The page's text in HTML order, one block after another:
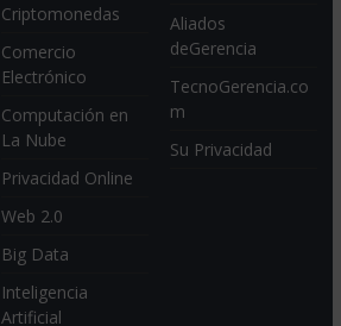
Criptomonedas
Comercio
Electrónico
Computación en
La Nube
Privacidad Online
Web 2.0
Big Data
Inteligencia
Artificial
Aliados
deGerencia
TecnoGerencia.co
m
Su Privacidad